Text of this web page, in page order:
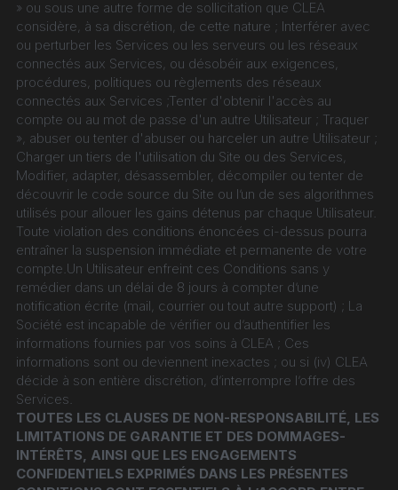
» ou sous une autre forme de sollicitation que CLEA
considère, à sa discrétion, de cette nature ; Interférer avec
ou perturber les Services ou les serveurs ou les réseaux
connectés aux Services, ou désobéir aux exigences,
procédures, politiques ou règlements des réseaux
connectés aux Services ;Tenter d'obtenir l'accès au
compte ou au mot de passe d'un autre Utilisateur ; Traquer
», abuser ou tenter d'abuser ou harceler un autre Utilisateur ;
Charger un tiers de l'utilisation du Site ou des Services,
Modifier, adapter, désassembler, décompiler ou tenter de
découvrir le code source du Site ou l’un de ses algorithmes
utilisés pour allouer les gains détenus par chaque Utilisateur.
Toute violation des conditions énoncées ci-dessus pourra
entraîner la suspension immédiate et permanente de votre
compte.Un Utilisateur enfreint ces Conditions sans y
remédier dans un délai de 8 jours à compter d’une
notification écrite (mail, courrier ou tout autre support) ; La
Société est incapable de vérifier ou d’authentifier les
informations fournies par vos soins à CLEA ; Ces
informations sont ou deviennent inexactes ; ou si (iv) CLEA
décide à son entière discrétion, d’interrompre l’offre des
Services.
TOUTES LES CLAUSES DE NON-RESPONSABILITÉ, LES
LIMITATIONS DE GARANTIE ET DES DOMMAGES-
INTÉRÊTS, AINSI QUE LES ENGAGEMENTS
CONFIDENTIELS EXPRIMÉS DANS LES PRÉSENTES